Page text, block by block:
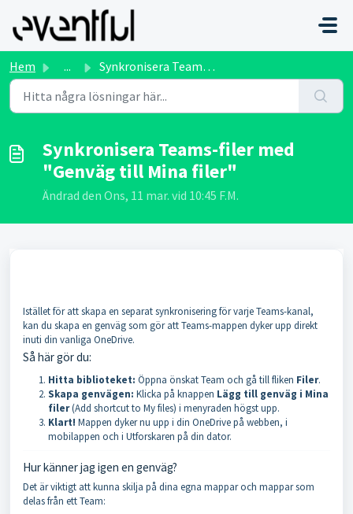
Hoppa över till huvudinnehåll
Hem ... Synkronisera Teams-filer med "Genväg till Mina filer...
Synkronisera Teams-filer med
"Genväg till Mina filer"
Ändrad den Ons, 11 mar. vid 10:45 F.M.
Istället för att skapa en separat synkronisering för varje Teams-kanal,
kan du skapa en genväg som gör att Teams-mappen dyker upp direkt
inuti din vanliga OneDrive.
Så här gör du:
Hitta biblioteket: Öppna önskat Team och gå till fliken Filer.
Skapa genvägen: Klicka på knappen Lägg till genväg i Mina
filer(Add shortcut to My files) i menyraden högst upp.
Klart! Mappen dyker nu upp i din OneDrive på webben, i
mobilappen och i Utforskaren på din dator.
Hur känner jag igen en genväg?
Det är viktigt att kunna skilja på dina egna mappar och mappar som
delas från ett Team: